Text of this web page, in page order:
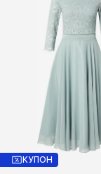
КУПОН